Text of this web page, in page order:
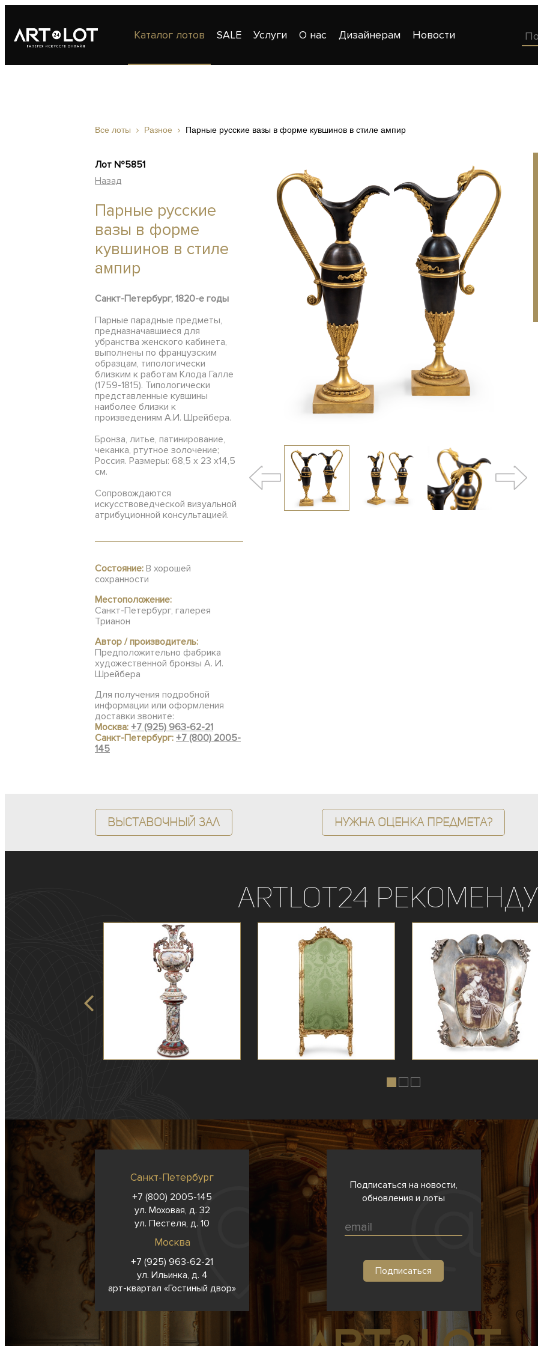
Каталог лотов SALE Услуги О нас Дизайнерам Новости
Все лоты Разное Парные русские вазы в форме кувшинов в стиле ампир
Лот №5851
Назад
Парные русские
вазы в форме
кувшинов в стиле
ампир
Санкт-Петербург, 1820-е годы
Парные парадные предметы,
предназначавшиеся для
убранства женского кабинета,
выполнены по французским
образцам, типологически
близким к работам Клода Галле
(1759-1815). Типологически
представленные кувшины
наиболее близки к
произведениям А.И. Шрейбера.
Бронза, литье, патинирование,
чеканка, ртутное золочение;
Россия. Размеры: 68,5 х 23 х14,5
см.
Сопровождаются
искусствоведческой визуальной
атрибуционной консультацией.
Состояние: В хорошей
сохранности
Местоположение:
Санкт-Петербург, галерея
Трианон
Автор / производитель:
Предположительно фабрика
художественной бронзы А. И.
Шрейбера
Для получения подробной
информации или оформления
доставки звоните:
Москва: +7 (925) 963-62-21
Санкт-Петербург: +7 (800) 2005-
145
Выставочный зал Нужна оценка предмета?
ArtLot24
Санкт-Петербург
+7 (800) 2005-145
ул. Моховая, д. 32
ул. Пестеля, д. 10
Москва
+7 (925) 963-62-21
ул. Ильинка, д. 4
арт-квартал «Гостиный двор»
Подписаться на новости,
обновления и лоты